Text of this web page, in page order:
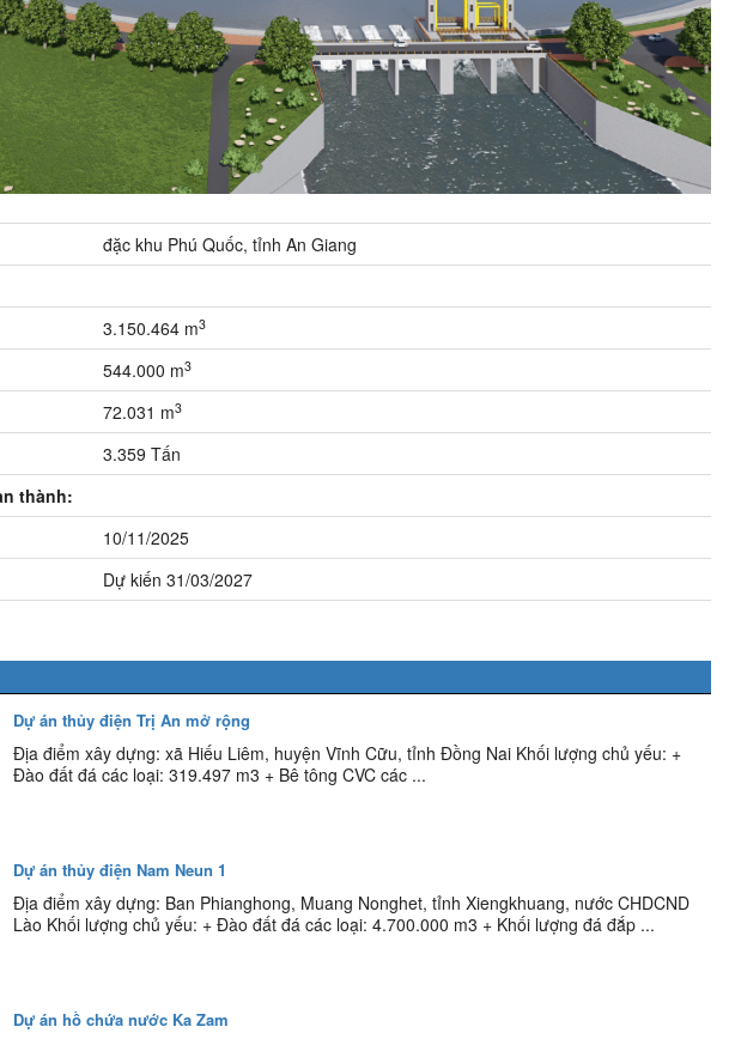
đặc khu Phú Quốc, tỉnh An Giang
3.150.464 m3
544.000 m3
72.031 m3
3.359 Tấn
thành:
10/11/2025
Dự kiến 31/03/2027
Dự án thủy điện Trị An mở rộng
Địa điểm xây dựng: xã Hiếu Liêm, huyện Vĩnh Cữu, tỉnh Đồng Nai Khối lượng chủ yếu: +
Đào đất đá các loại: 319.497 m3 + Bê tông CVC các ...
Dự án thủy điện Nam Neun 1
Địa điểm xây dựng: Ban Phianghong, Muang Nonghet, tỉnh Xiengkhuang, nước CHDCND
Lào Khối lượng chủ yếu: + Đào đất đá các loại: 4.700.000 m3 + Khối lượng đá đắp ...
Dự án hồ chứa nước Ka Zam